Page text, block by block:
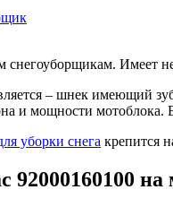
снегоуборщикам. Имеет
– шнек имеющий
и мощности мотоблока.
уборки снега крепится
на